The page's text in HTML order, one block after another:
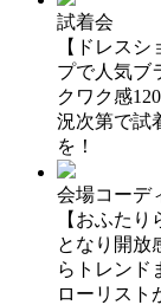
試着会
【ドレス
プで人気ブ
クワク感
況次第で試
を！
会場コーデ
【おふた
となり開放
らトレンド
ローリスト